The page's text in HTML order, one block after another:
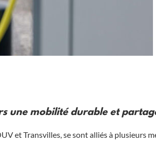
une mobilité durable et
et Transvilles, se sont alliés à plusieurs